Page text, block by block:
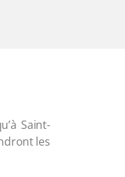
Saint-
les